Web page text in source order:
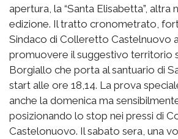
apertura, la “Santa Elisabetta”, altra
edizione. Il tratto cronometrato,
Sindaco di Colleretto Castelnuovo
promuovere il suggestivo territorio
Borgiallo che porta al santuario di
start alle ore 18,14. La prova
anche la domenica ma
posizionando lo stop nei pressi di
Castelonuovo. Il sabato sera, una